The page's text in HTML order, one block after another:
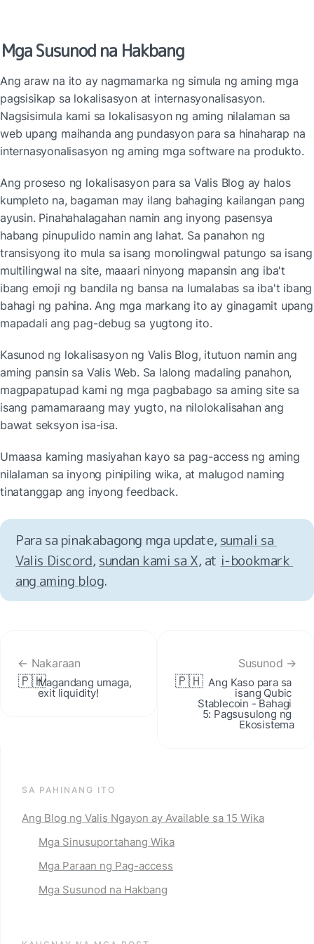
Mga Susunod na Hakbang
Ang araw na ito ay nagmamarka ng simula ng aming mga
pagsisikap sa lokalisasyon at internasyonalisasyon.
Nagsisimula kami sa lokalisasyon ng aming nilalaman sa
web upang maihanda ang pundasyon para sa hinaharap na
internasyonalisasyon ng aming mga software na produkto.
Ang proseso ng lokalisasyon para sa Valis Blog ay halos
kumpleto na, bagaman may ilang bahaging kailangan pang
ayusin. Pinahahalagahan namin ang inyong pasensya
habang pinupulido namin ang lahat. Sa panahon ng
transisyong ito mula sa isang monolingwal patungo sa isang
multilingwal na site, maaari ninyong mapansin ang iba't
ibang emoji ng bandila ng bansa na lumalabas sa iba't ibang
bahagi ng pahina. Ang mga markang ito ay ginagamit upang
mapadali ang pag-debug sa yugtong ito.
Kasunod ng lokalisasyon ng Valis Blog, itutuon namin ang
aming pansin sa Valis Web. Sa lalong madaling panahon,
magpapatupad kami ng mga pagbabago sa aming site sa
isang pamamaraang may yugto, na nilolokalisahan ang
bawat seksyon isa-isa.
Umaasa kaming masiyahan kayo sa pag-access ng aming
nilalaman sa inyong pinipiling wika, at malugod naming
tinatanggap ang inyong feedback.
Para sa pinakabagong mga update, sumali sa
Valis Discord, sundan kami sa X, at i‑bookmark
ang aming blog.
← Nakaraan
🇵🇭Magandang umaga,
exit liquidity!
Susunod →
🇵🇭 Ang Kaso para sa
isang Qubic
Stablecoin - Bahagi
5: Pagsusulong ng
Ekosistema
SA PAHINANG ITO
Ang Blog ng Valis Ngayon ay Available sa 15 Wika
Mga Sinusuportahang Wika
Mga Paraan ng Pag-access
Mga Susunod na Hakbang